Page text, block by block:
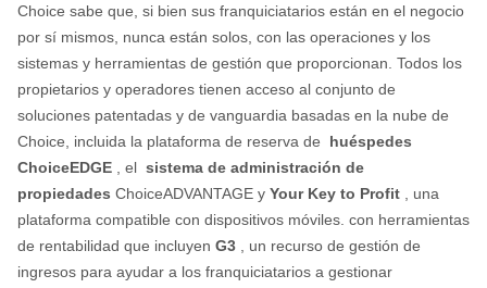
Choice sabe que, si bien sus franquiciatarios están en el negocio
por sí mismos, nunca están solos, con las operaciones y los
sistemas y herramientas de gestión que proporcionan. Todos los
propietarios y operadores tienen acceso al conjunto de
soluciones patentadas y de vanguardia basadas en la nube de
Choice, incluida la plataforma de reserva de
huéspedes
ChoiceEDGE, el sistema de administración de
propiedades ChoiceADVANTAGE y Your Key to Profit, una
plataforma compatible con dispositivos móviles. con herramientas
de rentabilidad que incluyen G3, un recurso de gestión de
ingresos para ayudar a los franquiciatarios a gestionar